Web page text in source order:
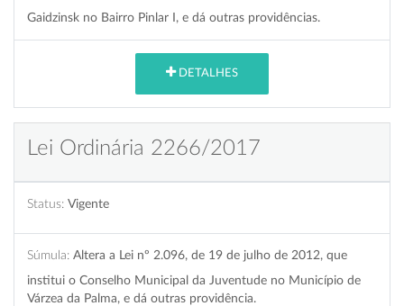
Gaidzinsk no Bairro Pinlar I, e dá outras providências.
DETALHES
Lei Ordinária 2266/2017
Status: Vigente
Súmula: Altera a Lei nº 2.096, de 19 de julho de 2012, que
institui o Conselho Municipal da Juventude no Município de
Várzea da Palma, e dá outras providência.